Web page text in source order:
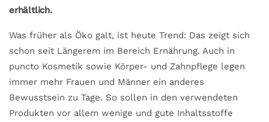
erhältlich.
Was früher als Öko galt, ist heute Trend: Das zeigt sich
schon seit Längerem im Bereich Ernährung. Auch in
puncto Kosmetik sowie Körper- und Zahnpflege legen
immer mehr Frauen und Männer ein anderes
Bewusstsein zu Tage. So sollen in den verwendeten
Produkten vor allem wenige und gute Inhaltsstoffe